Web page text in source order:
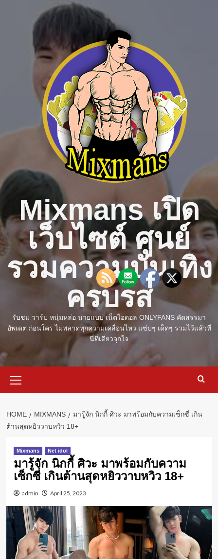
Mixmans เปิด
เว็บไซต์ ศูนย์
รวมความบันเทิง
ครบรส
รับชม วาร์ป หนุ่มหล่อ นายแบบ เน็ตไอดอล ONLYFANS คัดสรรมา
อัพเดต ก่อนใคร ไม่พลาดทุกความเคลื่อนไหว แซ่บๆ เด็ดๆ รวมไว้แล้วที่
นี่ที่เดียวจุกใจ
Menu
HOME MIXMANS
มารู้จัก นิกกี้ ศิวะ มาพร้อมกับความเซ็กซี่ เกิน
ต้านสุดหยิววาบหวิว 18+
Mixmans Net idol
มารู้จัก นิกกี้ ศิวะ มาพร้อมกับความ
เซ็กซี่ เกินต้านสุดหยิววาบหวิว 18+
admin April 25, 2023